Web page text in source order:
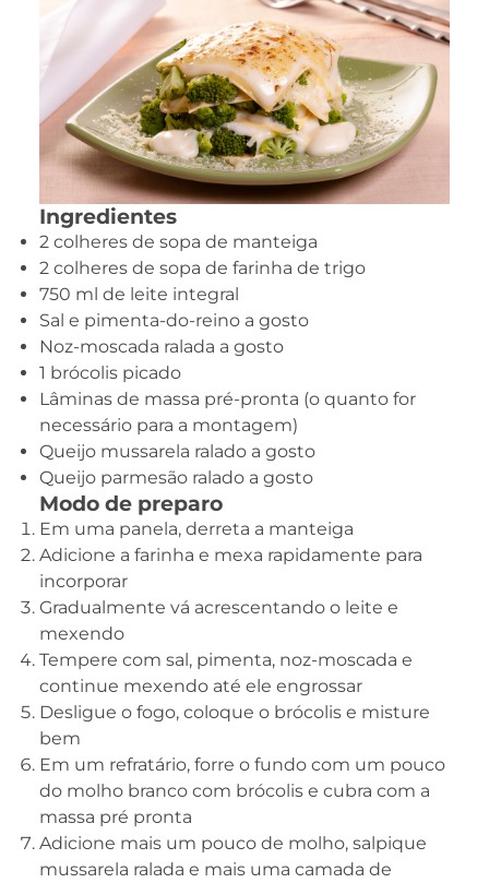
Ingredientes
2 colheres de sopa de manteiga
2 colheres de sopa de farinha de trigo
750 ml de leite integral
Sal e pimenta-do-reino a gosto
Noz-moscada ralada a gosto
1 brócolis picado
Lâminas de massa pré-pronta (o quanto for
necessário para a montagem)
Queijo mussarela ralado a gosto
Queijo parmesão ralado a gosto
Modo de preparo
Em uma panela, derreta a manteiga
Adicione a farinha e mexa rapidamente para
incorporar
Gradualmente vá acrescentando o leite e
mexendo
Tempere com sal, pimenta, noz-moscada e
continue mexendo até ele engrossar
Desligue o fogo, coloque o brócolis e misture
bem
Em um refratário, forre o fundo com um pouco
do molho branco com brócolis e cubra com a
massa pré pronta
Adicione mais um pouco de molho, salpique
mussarela ralada e mais uma camada de